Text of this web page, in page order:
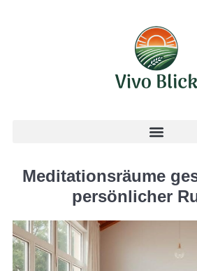
Meditationsräume
persönlicher